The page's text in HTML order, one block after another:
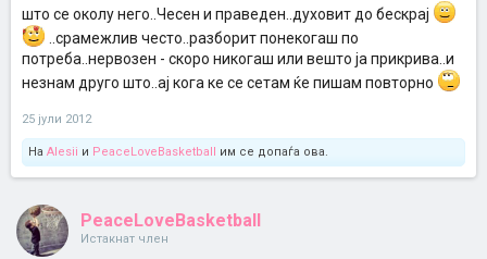
што се околу него..Чесен и праведен..духовит до бескрај
..срамежлив често..разборит понекогаш по
потреба..нервозен - скоро никогаш или вешто ја прикрива..и
незнам друго што..ај кога ке се сетам ќе пишам повторно
25 јули 2012
На Alesii и PeaceLoveBasketball им се допаѓа ова.
PeaceLoveBasketball
Истакнат член